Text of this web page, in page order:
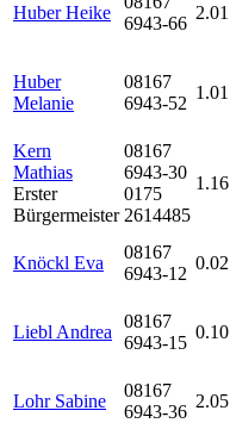
Huber Heike
6943-66
2.01
Huber
Melanie
08167
6943-52
1.01
Kern
Mathias
Erster
Bürgermeister
08167
6943-30
0175
2614485
1.16
Knöckl Eva
08167
6943-12
0.02
Liebl Andrea
08167
6943-15
0.10
Lohr Sabine
08167
6943-36
2.05